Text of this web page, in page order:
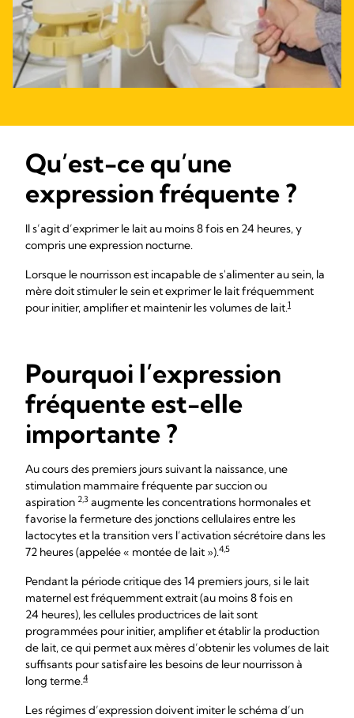
Qu’est-ce qu’une
expression fréquente ?
Il s’agit d’exprimer le lait au moins 8 fois en 24 heures, y
compris une expression nocturne.
Lorsque le nourrisson est incapable de s'alimenter au sein, la
mère doit stimuler le sein et exprimer le lait fréquemment
pour initier, amplifier et maintenir les volumes de lait.1
Pourquoi l’expression
fréquente est-elle
importante ?
Au cours des premiers jours suivant la naissance, une
stimulation mammaire fréquente par succion ou
aspiration 2,3 augmente les concentrations hormonales et
favorise la fermeture des jonctions cellulaires entre les
lactocytes et la transition vers l’activation sécrétoire dans les
72 heures (appelée « montée de lait »).4,5
Pendant la période critique des 14 premiers jours, si le lait
maternel est fréquemment extrait (au moins 8 fois en
24 heures), les cellules productrices de lait sont
programmées pour initier, amplifier et établir la production
de lait, ce qui permet aux mères d’obtenir les volumes de lait
suffisants pour satisfaire les besoins de leur nourrisson à
long terme.4
Les régimes d’expression doivent imiter le schéma d’un